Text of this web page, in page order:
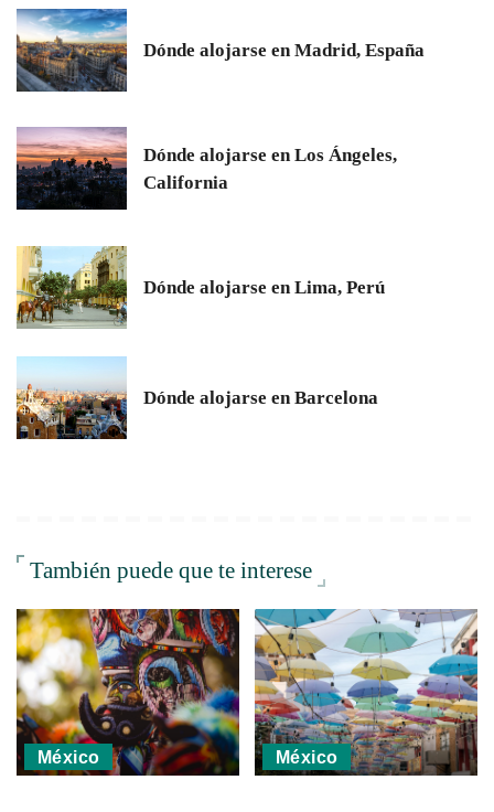
Dónde alojarse en Madrid, España
Dónde alojarse en Los Ángeles,
California
Dónde alojarse en Lima, Perú
Dónde alojarse en Barcelona
También puede que te interese
México México